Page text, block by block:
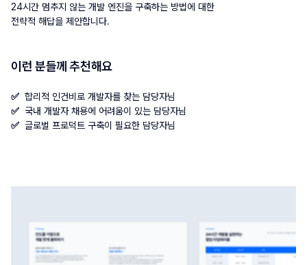
24시간 멈추지 않는 개발 엔진을 구축하는 방법에 대한
전략적 해답을 제안합니다.
이런 분들께 추천해요
✅  합리적 인건비로 개발자를 찾는 담당자님
✅  국내 개발자 채용에 어려움이 있는 담당자님
✅  글로벌 프로덕트 구축이 필요한 담당자님